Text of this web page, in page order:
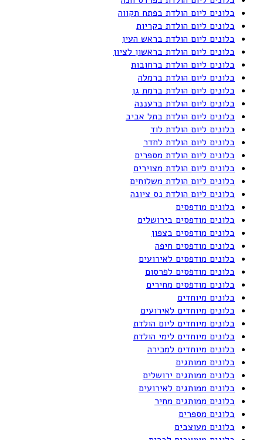
בלונים ליום הולדת בפתח תקווה
בלונים ליום הולדת בקריות
בלונים ליום הולדת בראש העין
בלונים ליום הולדת בראשון לציון
בלונים ליום הולדת ברחובות
בלונים ליום הולדת ברמלה
בלונים ליום הולדת ברמת גן
בלונים ליום הולדת ברעננה
בלונים ליום הולדת בתל אביב
בלונים ליום הולדת לוד
בלונים ליום הולדת לחדר
בלונים ליום הולדת מספרים
בלונים ליום הולדת מצוירים
בלונים ליום הולדת משלוחים
בלונים ליום הולדת נס ציונה
בלונים מודפסים
בלונים מודפסים בירושלים
בלונים מודפסים בצפון
בלונים מודפסים חיפה
בלונים מודפסים לאירועים
בלונים מודפסים לפרסום
בלונים מודפסים מחירים
בלונים מיוחדים
בלונים מיוחדים לאירועים
בלונים מיוחדים ליום הולדת
בלונים מיוחדים לימי הולדת
בלונים מיוחדים למכירה
בלונים ממותגים
בלונים ממותגים ירושלים
בלונים ממותגים לאירועים
בלונים ממותגים מחיר
בלונים מספרים
בלונים מעוצבים